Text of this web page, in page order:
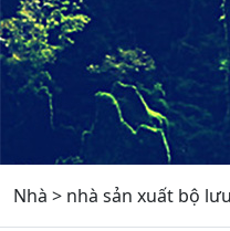
Nhà > nhà sản xuất bộ